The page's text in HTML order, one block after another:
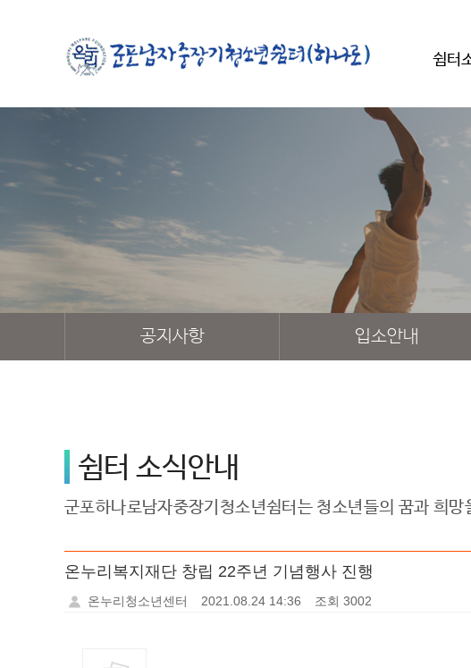
쉼터
공지사항 입소안내
쉼터 소식안내
군포하나로남자중장기청소년쉼터는 청소년들의 꿈과 희망
온누리복지재단 창립 22주년 기념행사 진행
온누리청소년센터 2021.08.24 14:36 조회 3002